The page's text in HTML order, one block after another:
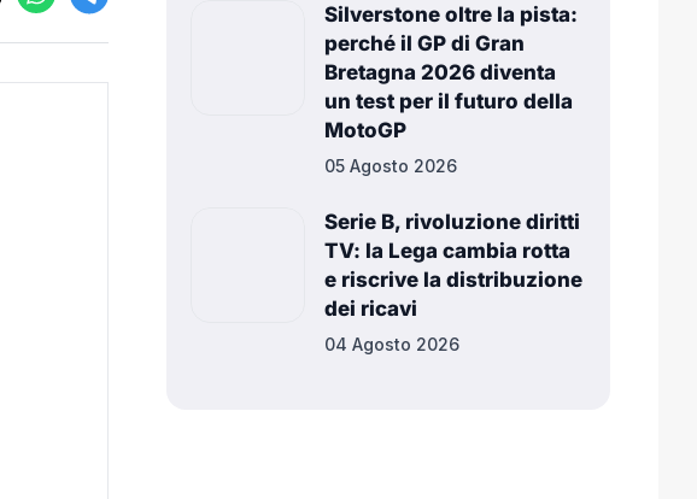
Silverstone oltre la pista:
perché il GP di Gran
Bretagna 2026 diventa
un test per il futuro della
MotoGP
05 Agosto 2026
Serie B, rivoluzione diritti
TV: la Lega cambia rotta
e riscrive la distribuzione
dei ricavi
04 Agosto 2026